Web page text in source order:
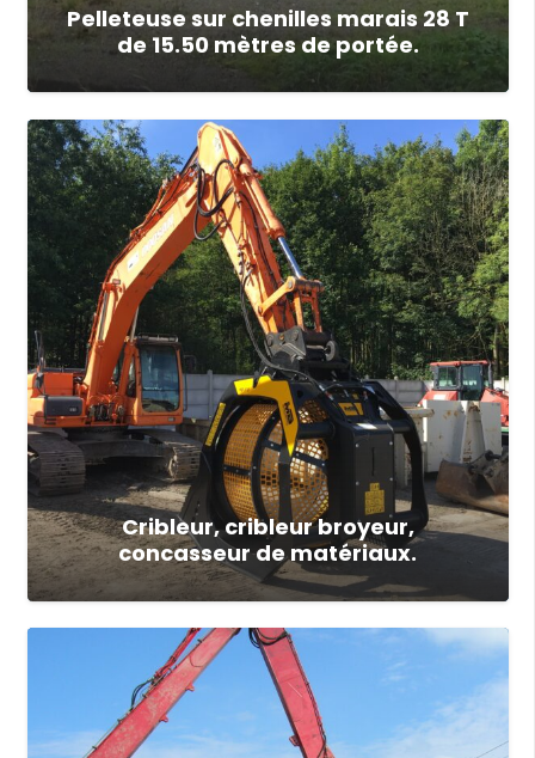
Pelleteuse sur chenilles marais 28 T
de 15.50 mètres de portée.
Cribleur, cribleur broyeur,
concasseur de matériaux.